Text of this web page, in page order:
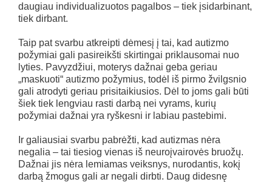
daugiau individualizuotos pagalbos – tiek įsidarbinant,
tiek dirbant.
Taip pat svarbu atkreipti dėmesį į tai, kad autizmo
požymiai gali pasireikšti skirtingai priklausomai nuo
lyties. Pavyzdžiui, moterys dažnai geba geriau
„maskuoti“ autizmo požymius, todėl iš pirmo žvilgsnio
gali atrodyti geriau prisitaikiusios. Dėl to joms gali būti
šiek tiek lengviau rasti darbą nei vyrams, kurių
požymiai dažnai yra ryškesni ir labiau pastebimi.
Ir galiausiai svarbu pabrėžti, kad autizmas nėra
negalia – tai tiesiog vienas iš neuroįvairovės bruožų.
Dažnai jis nėra lemiamas veiksnys, nurodantis, kokį
darbą žmogus gali ar negali dirbti. Daug didesnę